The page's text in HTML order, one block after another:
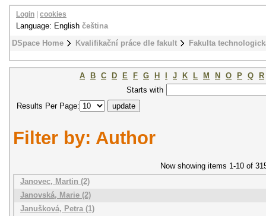
DSpace Home Kvalifikační práce dle fakult Fakulta
Login cookies
Language: English čeština
A B C D E F G H J K L M N O P Q
R
Starts with
Results Per Page:
Filter by: Author
Now showing items 1-10 of
Janovec, Martin (2)
Janovská, Marie (2)
Janušková, Petra (1)